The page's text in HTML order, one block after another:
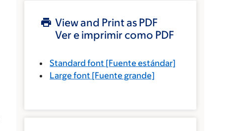
View and Print as PDF
Ver e imprimir como PDF
Standard font [Fuente estándar]
Large font [Fuente grande]